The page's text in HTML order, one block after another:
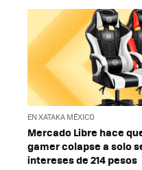
EN XATAKA MÉXICO
Mercado Libre hace
gamer colapse a solo
intereses de 214 pesos